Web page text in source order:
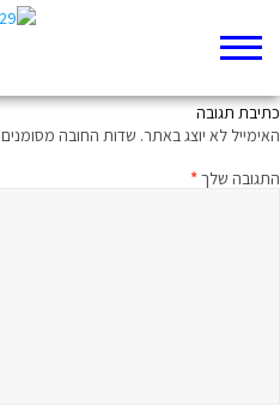
כתיבת תגובה
האימייל לא יוצג באתר. שדות החובה מסומנים
התגובה שלך*